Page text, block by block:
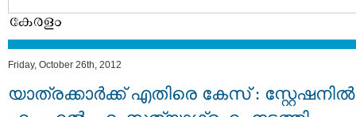
Friday, October 26th, 2012
യാത്രക്കാര്‍ക്ക് എതിരെ കേസ്‌ : സ്റ്റേഷനില്‍